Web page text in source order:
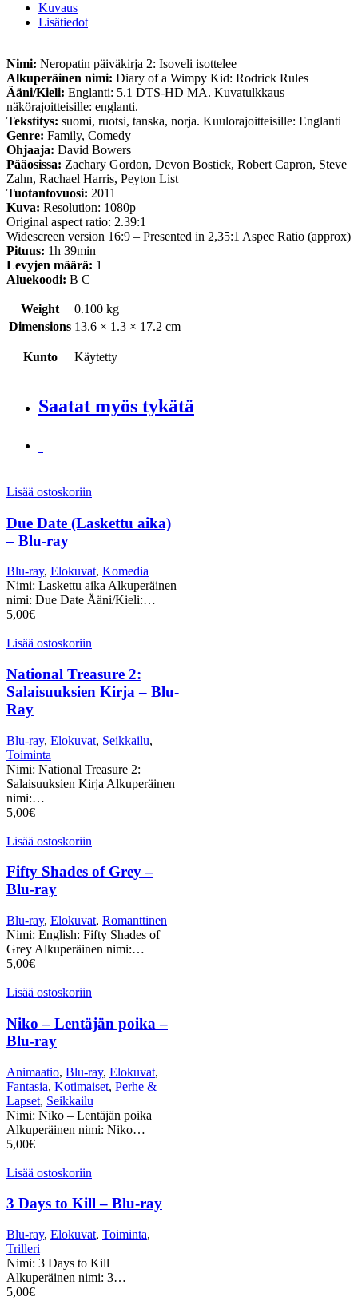
Kuvaus
Lisätiedot
Nimi: Neropatin päiväkirja 2: Isoveli isottelee
Alkuperäinen nimi: Diary of a Wimpy Kid: Rodrick Rules
Ääni/Kieli: Englanti: 5.1 DTS-HD MA. Kuvatulkkaus
näkörajoitteisille: englanti.
Tekstitys: suomi, ruotsi, tanska, norja. Kuulorajoitteisille: Englanti
Genre: Family, Comedy
Ohjaaja: David Bowers
Pääosissa: Zachary Gordon, Devon Bostick, Robert Capron, Steve
Zahn, Rachael Harris, Peyton List
Tuotantovuosi: 2011
Kuva: Resolution: 1080p
Original aspect ratio: 2.39:1
Widescreen version 16:9 – Presented in 2,35:1 Aspec Ratio (approx)
Pituus: 1h 39min
Levyjen määrä: 1
Aluekoodi: B C
Weight
0.100 kg
Dimensions 13.6 × 1.3 × 17.2 cm
Kunto Käytetty
Saatat myös tykätä
Lisää ostoskoriin
Due Date (Laskettu aika)
– Blu-ray
Blu-ray, Elokuvat, Komedia
Nimi: Laskettu aika Alkuperäinen
nimi: Due Date Ääni/Kieli:…
5,00€
Lisää ostoskoriin
National Treasure 2:
Salaisuuksien Kirja – Blu-
Ray
Blu-ray, Elokuvat, Seikkailu,
Toiminta
Nimi: National Treasure 2:
Salaisuuksien Kirja Alkuperäinen
nimi:…
5,00€
Lisää ostoskoriin
Fifty Shades of Grey –
Blu-ray
Blu-ray, Elokuvat, Romanttinen
Nimi: English: Fifty Shades of
Grey Alkuperäinen nimi:…
5,00€
Lisää ostoskoriin
Niko – Lentäjän poika –
Blu-ray
Animaatio, Blu-ray, Elokuvat,
Fantasia, Kotimaiset, Perhe &
Lapset, Seikkailu
Nimi: Niko – Lentäjän poika
Alkuperäinen nimi: Niko…
5,00€
Lisää ostoskoriin
3 Days to Kill – Blu-ray
Blu-ray, Elokuvat, Toiminta,
Trilleri
Nimi: 3 Days to Kill
Alkuperäinen nimi: 3…
5,00€